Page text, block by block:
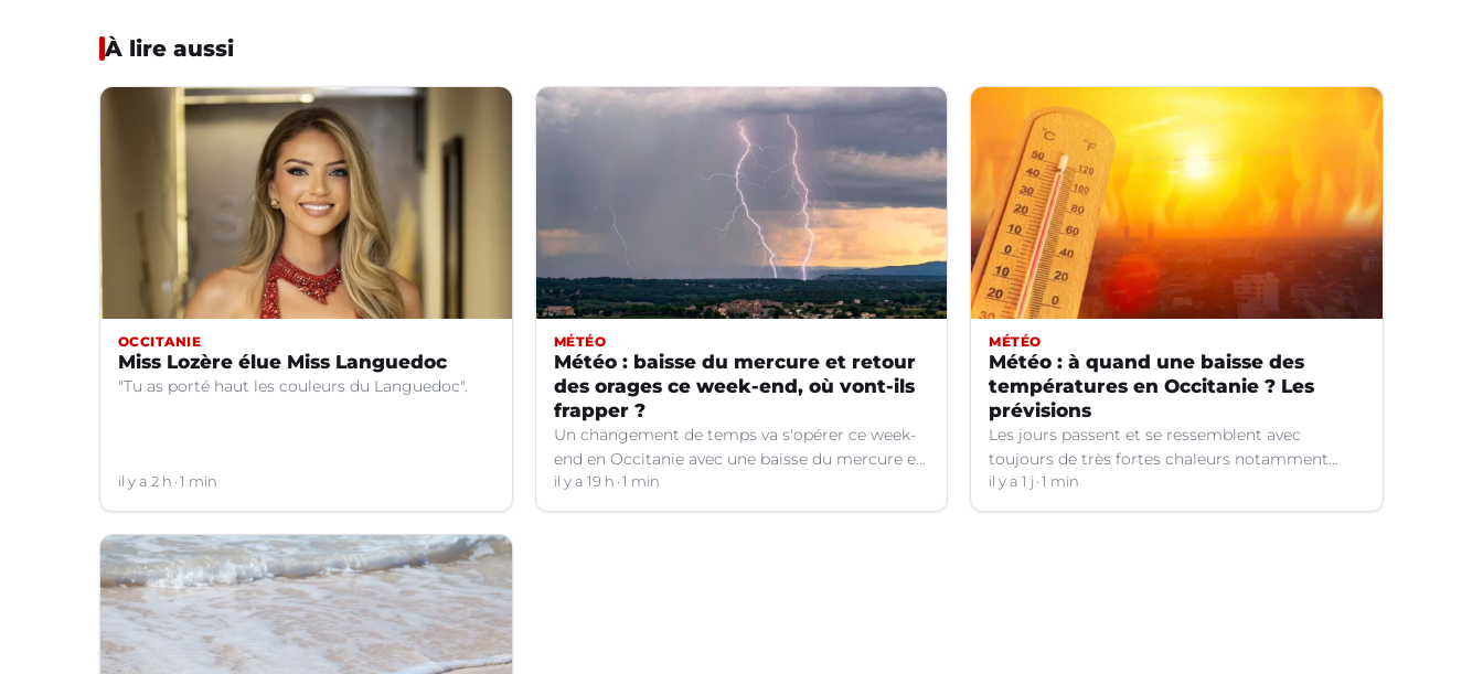
À lire aussi
OCCITANIE
Miss Lozère élue Miss Languedoc
"Tu as porté haut les couleurs du Languedoc".
il y a 2 h 1 min
MÉTÉO
Météo : baisse du mercure et retour
des orages ce week-end, où vont-ils
frapper ?
Un changement de temps va s'opérer ce week-
end en Occitanie avec une baisse du mercure et
le retour d'orages dans certains départements.
il y a 19 h 1 min
MÉTÉO
Météo : à quand une baisse des
températures en Occitanie ? Les
prévisions
Les jours passent et se ressemblent avec
toujours de très fortes chaleurs notamment
dans le Languedoc. Jusqu’à quand ?
il y a 1 j 1 min